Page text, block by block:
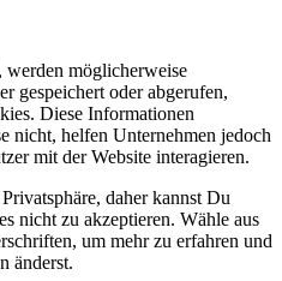
werden möglicherweise
gespeichert oder abgerufen,
Diese Informationen
nicht, helfen Unternehmen jedoch
mit der Website interagieren.
daher kannst Du
nicht zu akzeptieren. Wähle aus
um mehr zu erfahren und
änderst.